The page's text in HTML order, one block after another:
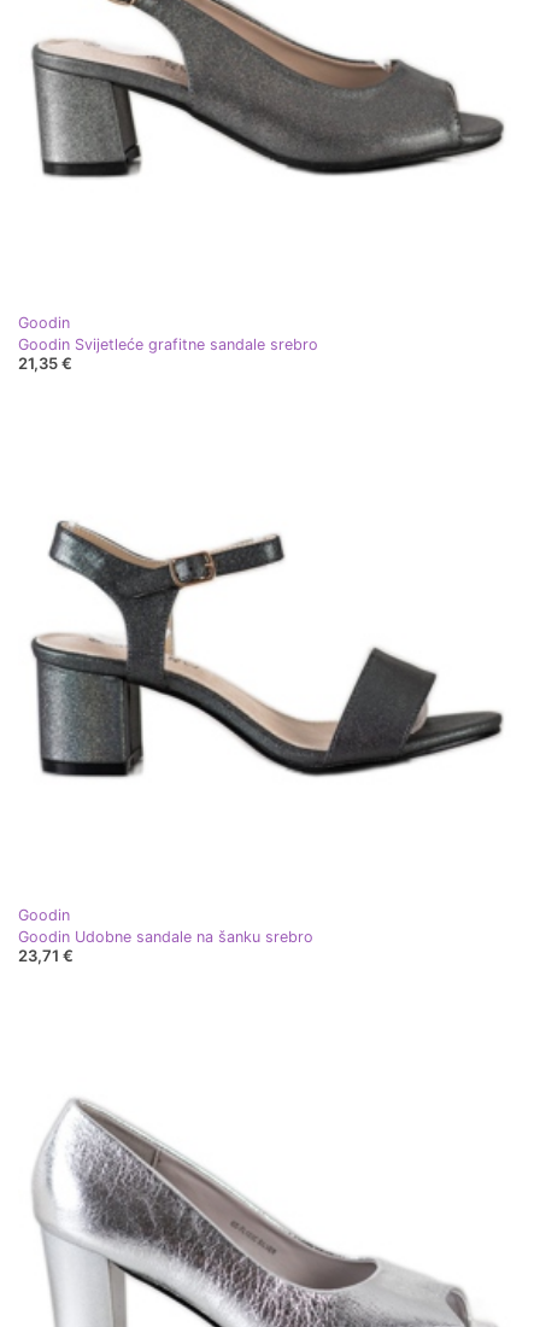
Goodin
Goodin Svijetleće grafitne sandale srebro
21,35 €
Goodin
Goodin Udobne sandale na šanku srebro
23,71 €